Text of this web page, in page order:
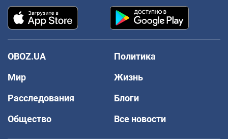
OBOZ.UA
Политика
Мир
Жизнь
Расследования
Блоги
Общество
Все новости